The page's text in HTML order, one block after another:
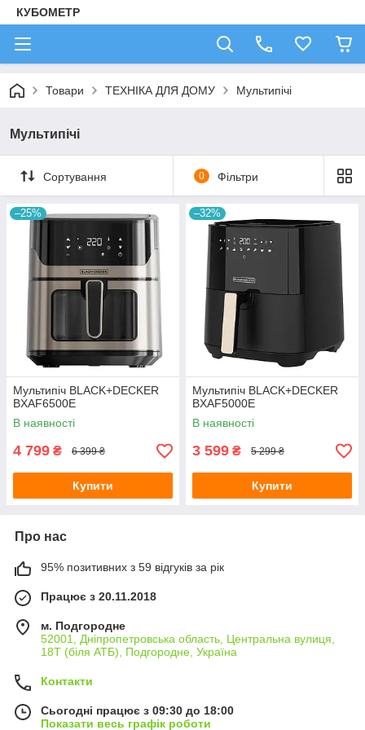
КУБОМЕТР
Товари ТЕХНІКА ДЛЯ ДОМУ Мультипічі
Мультипічі
Сортування 0 Фільтри
–25%
Мультипіч BLACK+DECKER
BXAF6500E
В наявності
4 799 ₴ 6 399 ₴
Купити
–32%
Мультипіч BLACK+DECKER
BXAF5000E
В наявності
3 599 ₴ 5 299 ₴
Купити
Про нас
95% позитивних з 59 відгуків за рік
Працює з 20.11.2018
м. Подгородне
52001, Дніпропетровська область, Центральна вулиця,
18Т (біля АТБ), Подгородне, Україна
Контакти
Сьогодні працює з 09:30 до 18:00
Показати весь графік роботи